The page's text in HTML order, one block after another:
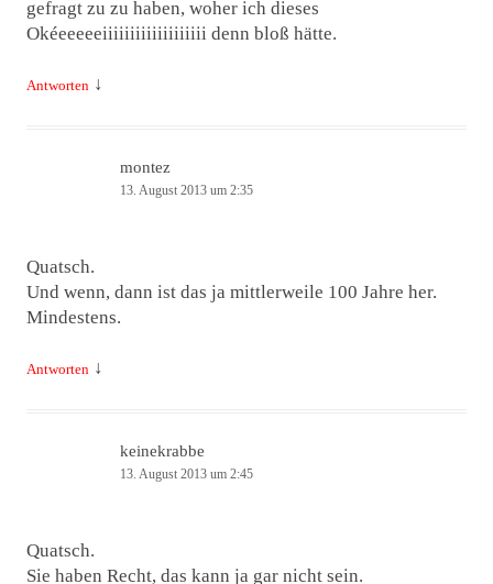
gefragt zu zu haben, woher ich dieses
Okéeeeeeiiiiiiiiiiiiiiiiiii denn bloß hätte.
Antworten ↓
montez
13. August 2013 um 2:35
Quatsch.
Und wenn, dann ist das ja mittlerweile 100 Jahre her.
Mindestens.
Antworten ↓
keinekrabbe
13. August 2013 um 2:45
Quatsch.
Sie haben Recht, das kann ja gar nicht sein.